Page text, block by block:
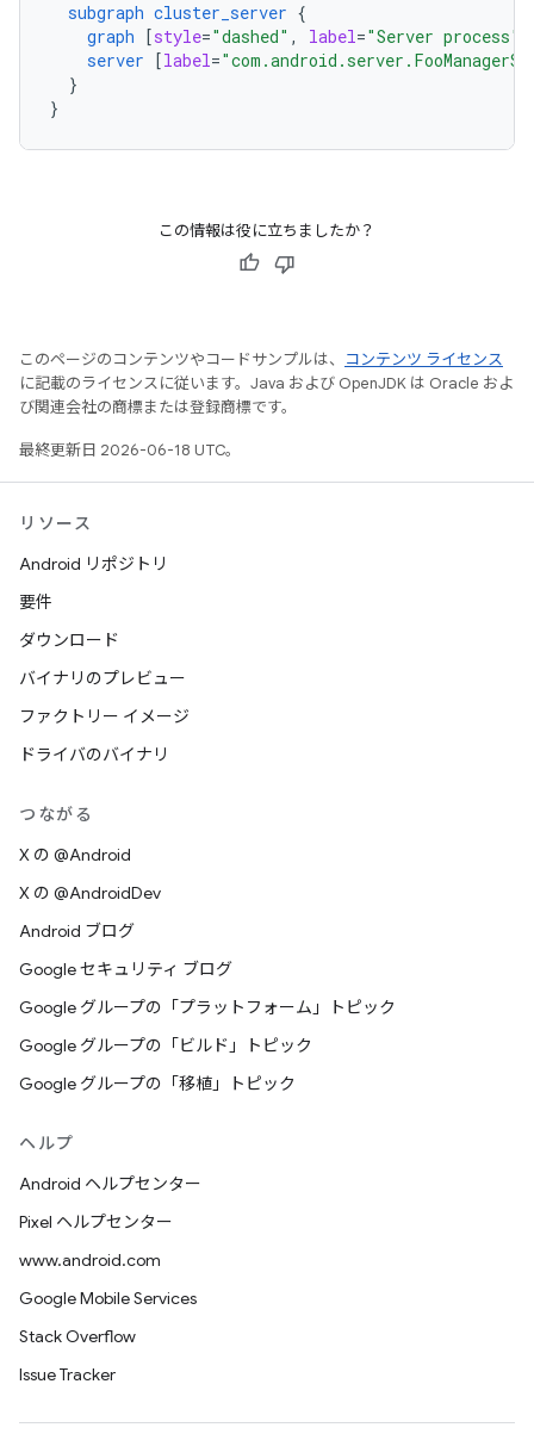
subgraph cluster_server {
graph [style="dashed" , label="Server process"
server [label=
}
}
この情報は役に立ちましたか？
このページのコンテンツやコードサンプルは、
コンテンツ ライセンス
に記載のライセンスに従います。Java および OpenJDK は Oracle およ
び関連会社の商標または登録商標です。
最終更新日 2026-06-18 UTC。
リソース
Android リポジトリ
要件
ダウンロード
バイナリのプレビュー
ファクトリー イメージ
ドライバのバイナリ
つながる
X の @Android
X の @AndroidDev
Android ブログ
Google セキュリティ ブログ
Google グループの「プラットフォーム」トピック
Google グループの「ビルド」トピック
Google グループの「移植」トピック
ヘルプ
Android ヘルプセンター
Pixel ヘルプセンター
www.android.com
Google Mobile Services
Stack Overflow
Issue Tracker